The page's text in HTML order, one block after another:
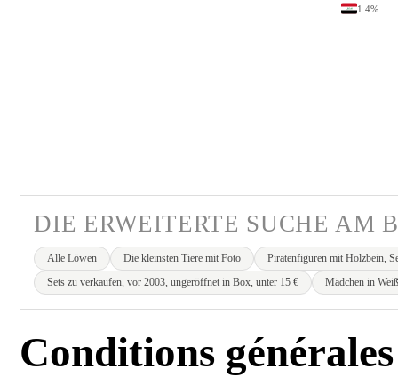
1.4%
DIE ERWEITERTE SUCHE AM
Alle Löwen Die kleinsten Tiere mit Foto
Piratenfiguren mit Holzbein,
Sets zu verkaufen, vor 2003, ungeröffnet in Box, unter 15 €
Mädchen in
Conditions générales